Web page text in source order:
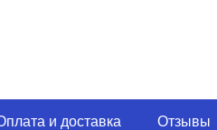
и доставка Отзывы